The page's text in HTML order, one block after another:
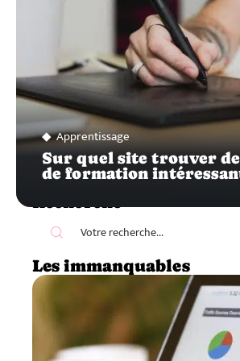
Apprentissage
Sur quel site trouver
de formation
Recherche
Les immanquables